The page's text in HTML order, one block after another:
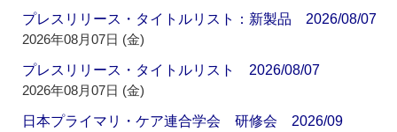
プレスリリース・タイトルリスト：新製品 2026/08/07
2026年08月07日 (金)
プレスリリース・タイトルリスト 2026/08/07
2026年08月07日 (金)
日本プライマリ・ケア連合学会 研修会 2026/09